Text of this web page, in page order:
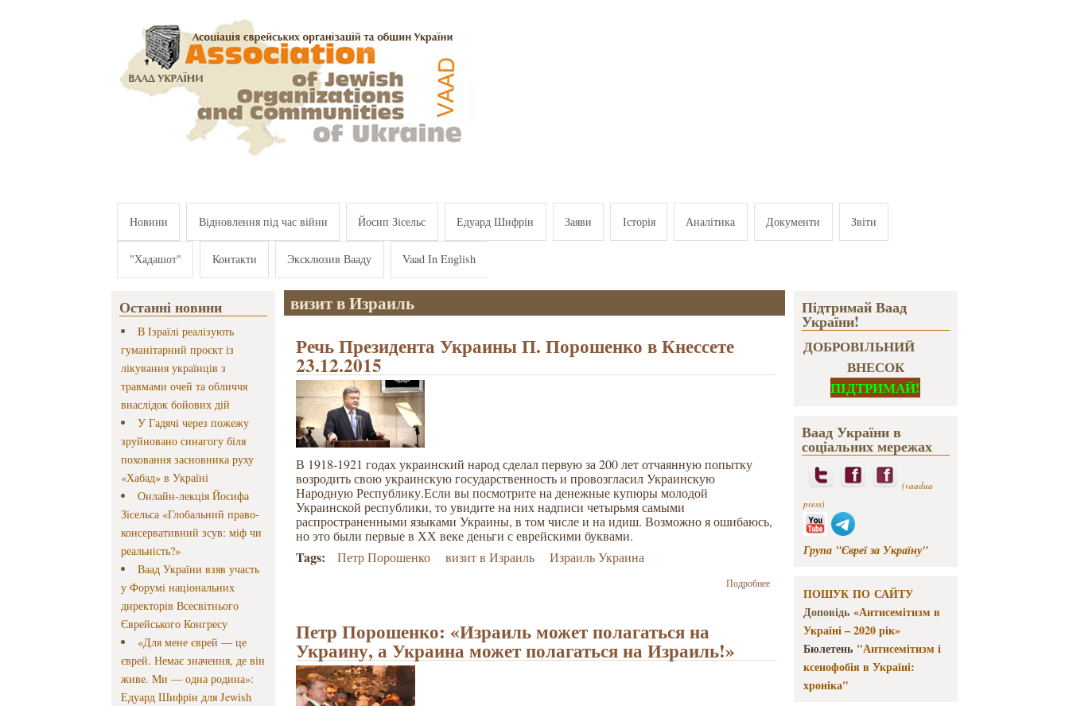
Новини Відновлення під час війни Йосип Зісельс Едуард Шифрін Заяви Історія Аналітика Документи Звіти
"Хадашот" Контакти Эксклюзив Вааду Vaad In English
Останні новини
В Ізраїлі реалізують
гуманітарний проєкт із
лікування українців з
травмами очей та обличчя
внаслідок бойових дій
У Гадячі через пожежу
зруйновано синагогу біля
поховання засновника руху
«Хабад» в Україні
Онлайн-лекція Йосифа
Зісельса «Глобальний право-
консервативний зсув: міф чи
реальність?»
Ваад України взяв участь
у Форумі національних
директорів Всесвітнього
Єврейського Конгресу
«Для мене єврей — це
єврей. Немає значення, де він
живе. Ми — одна родина»:
Едуард Шифрін для Jewish
визит в Израиль
Речь Президента Украины П. Порошенко в Кнессете
23.12.2015
В 1918-1921 годах украинский народ сделал первую за 200 лет отчаянную попытку
возродить свою украинскую государственность и провозгласил Украинскую
Народную Республику.Если вы посмотрите на денежные купюры молодой
Украинской республики, то увидите на них надписи четырьмя самыми
распространенными языками Украины, в том числе и на идиш. Возможно я ошибаюсь,
но это были первые в ХХ веке деньги с еврейскими буквами.
Tags: Петр Порошенко визит в Израиль Израиль Украина
Подробнеео Речь
Президента
Украины
Порошенко
в Кнессете
23.12.2015
Петр Порошенко: «Израиль может полагаться на
Украину, а Украина может полагаться на Израиль!»
Підтримай Ваад
України!
ДОБРОВІЛЬНИЙ
ВНЕСОК
ПІДТРИМАЙ!
Ваад України в
соціальних мережах
(vaadua
press)
Група "Євреї за Україну"
ПОШУК ПО САЙТУ
Доповідь «Антисемітизм в
Україні – 2020 рік»
Бюлетень "Антисемітизм і
ксенофобія в Україні:
хроніка"